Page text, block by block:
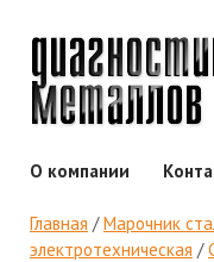
О компании
Главная / Марочник
электротехническая /